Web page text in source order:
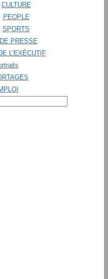
CULTURE
PEOPLE
SPORTS
PRESSE
L’EXÉCUTIF